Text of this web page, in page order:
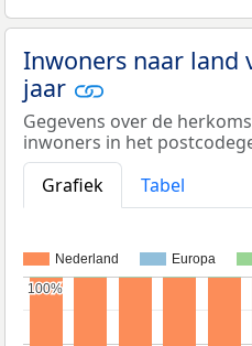
Inwoners naar land
jaar
Gegevens over de
inwoners in het
Grafiek
Tabel
Nederland Europa
100%
100%